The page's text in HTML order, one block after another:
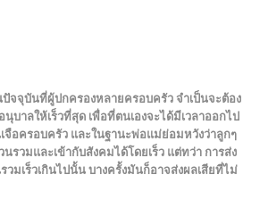
ปัจจุบันที่ผู้ปกครองหลายครอบครัว จำเป็นจะต้อง
นุบาลให้เร็วที่สุด เพื่อที่ตนเองจะได้มีเวลาออกไป
จือครอบครัว และในฐานะพ่อแม่ย่อมหวังว่าลูกๆ
รวมและเข้ากับสังคมได้โดยเร็ว แต่ทว่า การส่ง
วมเร็วเกินไปนั้น บางครั้งมันก็อาจส่งผลเสียที่ไม่